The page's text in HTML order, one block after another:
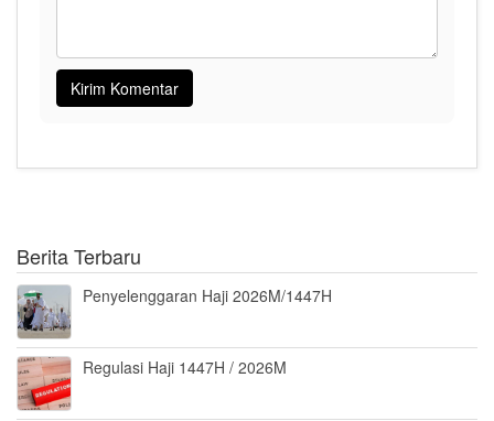
Berita Terbaru
Penyelenggaran Haji 2026M/1447H
Regulasi Haji 1447H / 2026M